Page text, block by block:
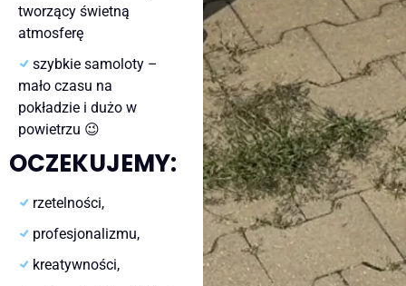
tworzący świetną
atmosferę
szybkie samoloty –
mało czasu na
pokładzie i dużo w
powietrzu 😉
OCZEKUJEMY:
rzetelności,
profesjonalizmu,
kreatywności,